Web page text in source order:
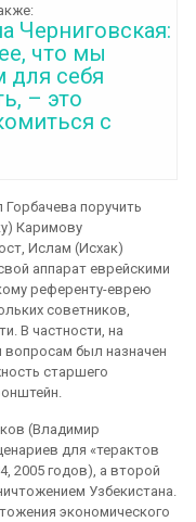
Черниговская:
что мы
себя
– это
с
поручить
Каримову
Ислам (Исхак)
аппарат еврейскими
референту-еврею
советников,
В частности, на
был назначен
старшего
(Владимир
для «терактов
2005 годов), а второй
Узбекистана.
экономического